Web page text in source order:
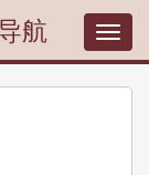
航
T
o